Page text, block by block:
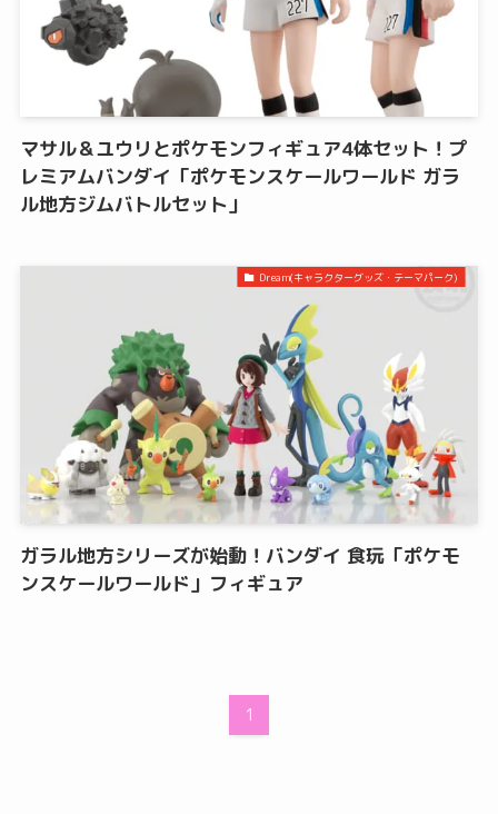
マサル＆ユウリとポケモンフィギュア4体セット！プ
レミアムバンダイ「ポケモンスケールワールド ガラ
ル地方ジムバトルセット」
Dream(キャラクターグッズ・テーマパーク)
ガラル地方シリーズが始動！バンダイ 食玩「ポケモ
ンスケールワールド」フィギュア
1